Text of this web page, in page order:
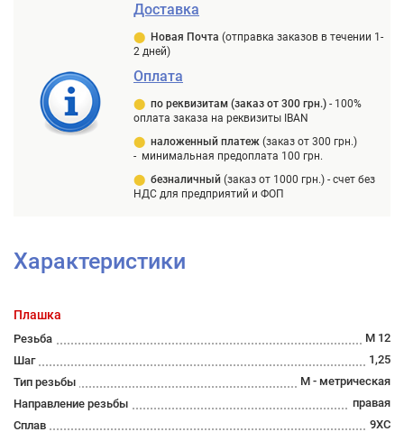
Доставка
⬤ Новая Почта (отправка заказов в течении 1-
2 дней)
Оплата
⬤ по реквизитам (заказ от 300 грн.) - 100%
оплата заказа на реквизиты IBAN
⬤ наложенный платеж (заказ от 300 грн.)
- минимальная предоплата 100 грн.
⬤ безналичный (заказ от 1000 грн.) - счет без
НДС для предприятий и ФОП
Характеристики
Плашка
Резьба
М 12
Шаг
1,25
Тип резьбы
М - метрическая
Направление резьбы
правая
Сплав
9ХС